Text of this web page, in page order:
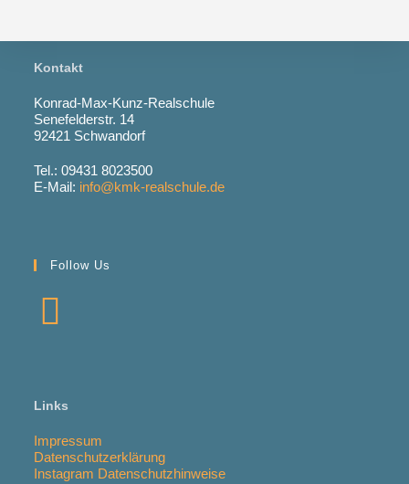
Kontakt
Konrad-Max-Kunz-Realschule
Senefelderstr. 14
92421 Schwandorf
Tel.: 09431 8023500
E-Mail: info@kmk-realschule.de
Follow Us
Links
Impressum
Datenschutzerklärung
Instagram Datenschutzhinweise